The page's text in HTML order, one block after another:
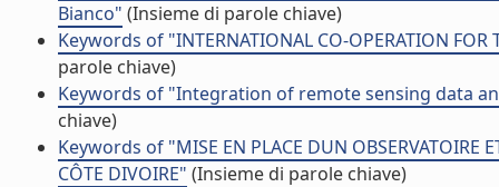
Bianco" (Insieme di parole chiave)
Keywords of "INTERNATIONAL CO-OPERATION FOR
parole chiave)
Keywords of "Integration of remote sensing data
chiave)
Keywords of "MISE EN PLACE DUN OBSERVATOIRE
CÔTE DIVOIRE" (Insieme di parole chiave)